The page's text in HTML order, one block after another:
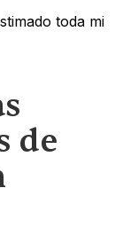
toda mi
de